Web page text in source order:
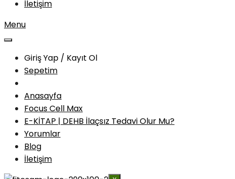
İletişim
Menu
Giriş Yap / Kayıt Ol
Sepetim
Anasayfa
Focus Cell Max
E-KİTAP | DEHB İlaçsız Tedavi Olur Mu?
Yorumlar
Blog
İletişim